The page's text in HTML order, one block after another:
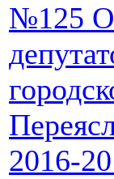
№125 О
2016-